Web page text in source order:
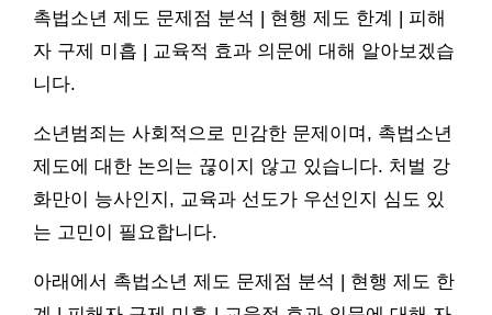
촉법소년 제도 문제점 분석 | 현행 제도 한계 | 피해
자 구제 미흡 | 교육적 효과 의문에 대해 알아보겠습
니다.
소년범죄는 사회적으로 민감한 문제이며, 촉법소년
제도에 대한 논의는 끊이지 않고 있습니다. 처벌 강
화만이 능사인지, 교육과 선도가 우선인지 심도 있
는 고민이 필요합니다.
아래에서 촉법소년 제도 문제점 분석 | 현행 제도 한